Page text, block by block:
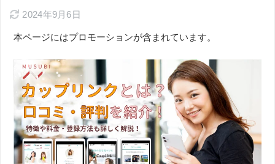
2024年9月6日
本ページにはプロモーションが含まれています。